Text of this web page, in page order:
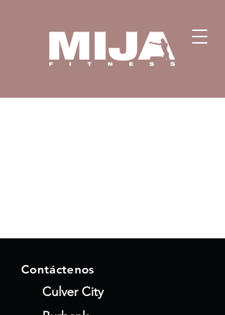
Contáctenos
Culver City